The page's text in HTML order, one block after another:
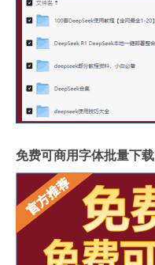
免费可商用字体批量下载